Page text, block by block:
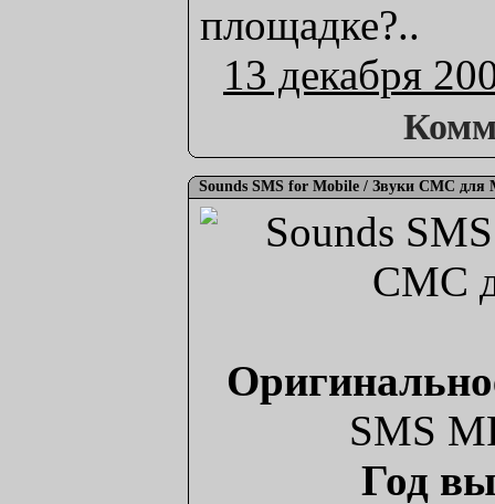
площадке?..
13 декабря
Sounds SMS for Mobile / Звуки СМС для
SMS
Год